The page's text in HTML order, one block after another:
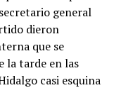
general
dieron
que se
la tarde en las
casi esquina